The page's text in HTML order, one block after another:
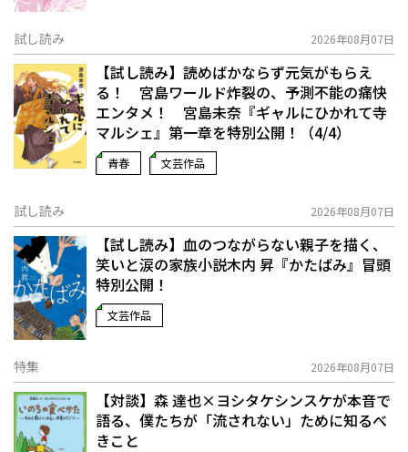
試し読み 2026年08月07日
【試し読み】読めばかならず元気がもらえ
る！ 宮島ワールド炸裂の、予測不能の痛快
エンタメ！ 宮島未奈『ギャルにひかれて寺
マルシェ』第一章を特別公開！（4/4）
青春 文芸作品
試し読み 2026年08月07日
【試し読み】血のつながらない親子を描く、
笑いと涙の家族小説――木内 昇『かたばみ』冒頭
特別公開！
文芸作品
特集 2026年08月07日
【対談】森 達也×ヨシタケシンスケが本音で
語る、僕たちが「流されない」ために知るべ
きこと